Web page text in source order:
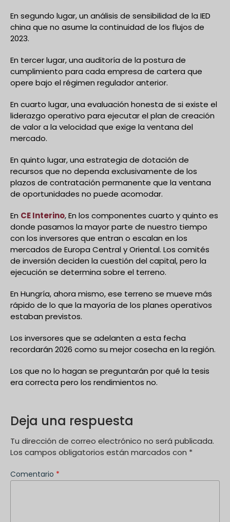
En segundo lugar, un análisis de sensibilidad de la IED
china que no asume la continuidad de los flujos de
2023.
En tercer lugar, una auditoría de la postura de
cumplimiento para cada empresa de cartera que
opere bajo el régimen regulador anterior.
En cuarto lugar, una evaluación honesta de si existe el
liderazgo operativo para ejecutar el plan de creación
de valor a la velocidad que exige la ventana del
mercado.
En quinto lugar, una estrategia de dotación de
recursos que no dependa exclusivamente de los
plazos de contratación permanente que la ventana
de oportunidades no puede acomodar.
En CE Interino, En los componentes cuarto y quinto es
donde pasamos la mayor parte de nuestro tiempo
con los inversores que entran o escalan en los
mercados de Europa Central y Oriental. Los comités
de inversión deciden la cuestión del capital, pero la
ejecución se determina sobre el terreno.
En Hungría, ahora mismo, ese terreno se mueve más
rápido de lo que la mayoría de los planes operativos
estaban previstos.
Los inversores que se adelanten a esta fecha
recordarán 2026 como su mejor cosecha en la región.
Los que no lo hagan se preguntarán por qué la tesis
era correcta pero los rendimientos no.
Deja una respuesta
Tu dirección de correo electrónico no será publicada.
Los campos obligatorios están marcados con *
Comentario *